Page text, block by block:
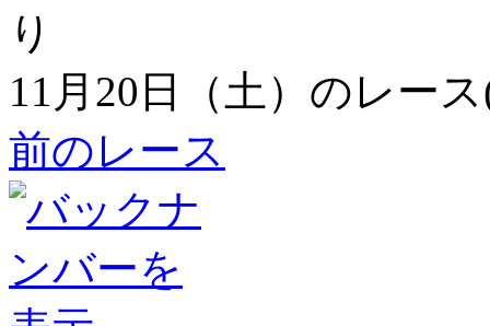
11月20日（土）のレー
前のレース